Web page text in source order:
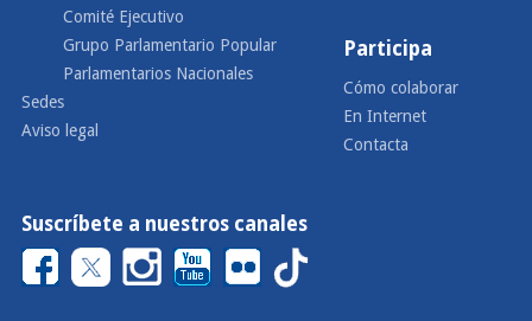
Comité Ejecutivo
Grupo Parlamentario Popular
Parlamentarios Nacionales
Sedes
Aviso legal
Participa
Cómo colaborar
En Internet
Contacta
Suscríbete a nuestros canales